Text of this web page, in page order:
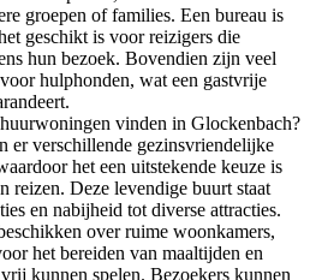
groepen of families. Een bureau is
geschikt is voor reizigers die
hun bezoek. Bovendien zijn veel
hulphonden, wat een gastvrije
vinden in Glockenbach?
er verschillende gezinsvriendelijke
het een uitstekende keuze is
reizen. Deze levendige buurt staat
en nabijheid tot diverse attracties.
over ruime woonkamers,
het bereiden van maaltijden en
kunnen spelen. Bezoekers kunnen